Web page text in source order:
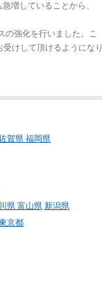
増していることから、
の強化を行いました。こ
けして頂けるようになり
賀県 福岡県
県 富山県 新潟県
京都